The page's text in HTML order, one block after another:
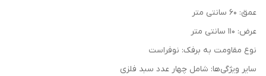
عمق: ۶۰ سانتی‌ متر
عرض: 110 سانتی‌ متر
نوع مقاومت به برفک: نوفراست
سایر ویژگی‌ها: شامل چهار عدد سبد فلزی